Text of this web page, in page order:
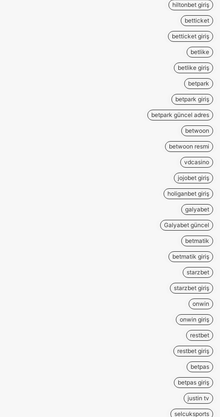
hiltonbet giriş
betticket
betticket giriş
betlike
betlike giriş
betpark
betpark giriş
betpark güncel adres
betwoon
betwoon resmi
vdcasino
jojobet giriş
holiganbet giriş
galyabet
Galyabet güncel
betmatik
betmatik giriş
starzbet
starzbet giriş
onwin
onwin giriş
restbet
restbet giriş
betpas
betpas giriş
justin tv
selcuksports